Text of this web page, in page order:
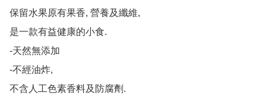
保留水果原有果香, 營養及纖維,
是一款有益健康的小食.
-天然無添加
-不經油炸,
不含人工色素香料及防腐劑.